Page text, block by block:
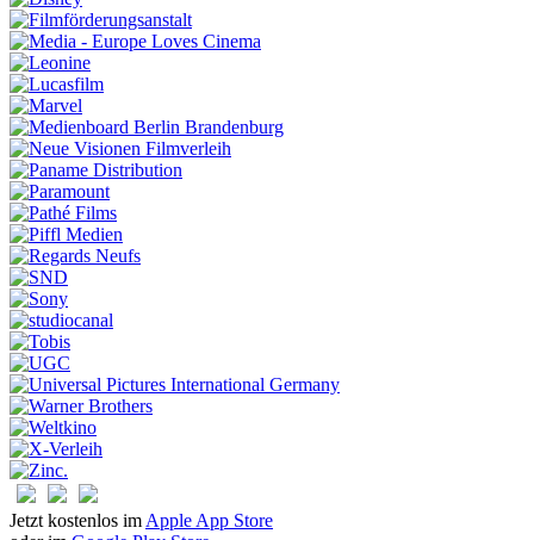
Jetzt kostenlos im Apple App Store